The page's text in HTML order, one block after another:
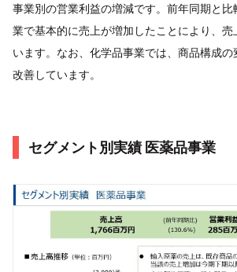
事業別の営業利益の増減です。前年同期と
業で基本的に売上が増加したことにより、売
います。なお、化学品事業では、商品構成の
改善しています。
セグメント別実績 医薬品事業